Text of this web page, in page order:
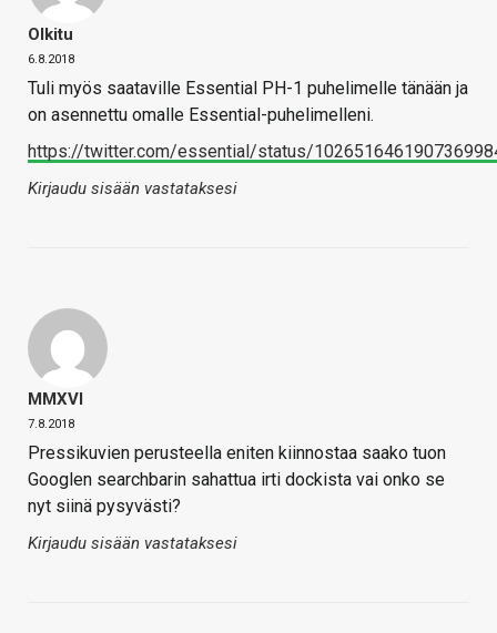
Olkitu
6.8.2018
Tuli myös saataville Essential PH-1 puhelimelle tänään ja
on asennettu omalle Essential-puhelimelleni.
https://twitter.com/essential/status/
Kirjaudu sisään vastataksesi
MMXVI
7.8.2018
Pressikuvien perusteella eniten kiinnostaa saako tuon
Googlen searchbarin sahattua irti dockista vai onko se
nyt siinä pysyvästi?
Kirjaudu sisään vastataksesi